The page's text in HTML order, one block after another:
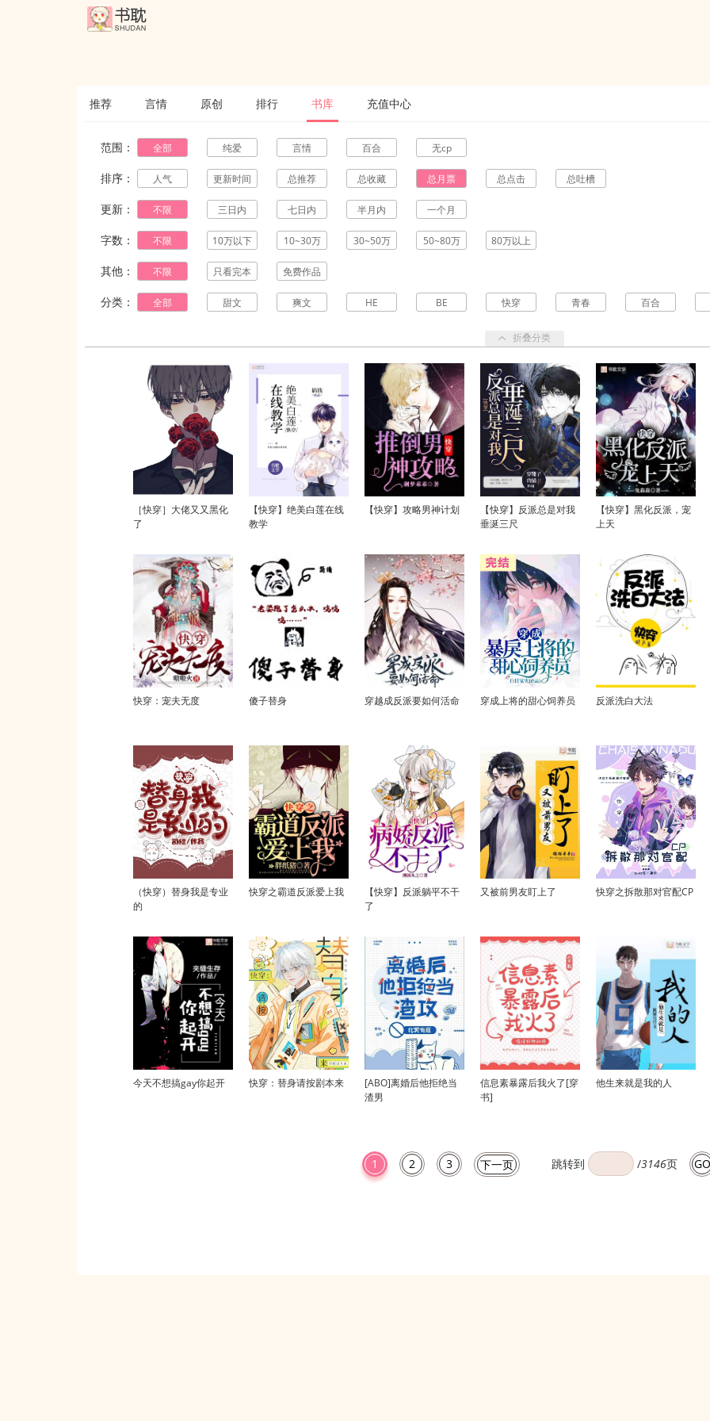
推荐 言情 原创 排行 书库 充值中心
范围： 全部 纯爱 言情 百合 无cp
排序： 人气 更新时间 总推荐 总收藏 总月票 总点击 总吐槽
更新： 不限 三日内 七日内 半月内 一个月
字数： 不限 10万以下 10~30万 30~50万 50~80万 80万以上
其他： 不限 只看完本 免费作品
分类： 全部 甜文 爽文 HE BE 快穿 青春 百合
折叠分类
［快穿］大佬又又黑化
了
【快穿】绝美白莲在线
教学
【快穿】攻略男神计划
【快穿】反派总是对我
垂涎三尺
【快穿】黑化反派，宠
上天
快穿：宠夫无度 傻子替身 穿越成反派要如何活命 穿成上将的甜心饲养员 反派洗白大法
（快穿）替身我是专业
的
快穿之霸道反派爱上我
【快穿】反派躺平不干
了
又被前男友盯上了 快穿之拆散那对官配CP
今天不想搞gay你起开 快穿：替身请按剧本来
[ABO]离婚后他拒绝当
渣男
信息素暴露后我火了[穿
书]
他生来就是我的人
1 2 3 下一页 跳转到 /3146页 GO